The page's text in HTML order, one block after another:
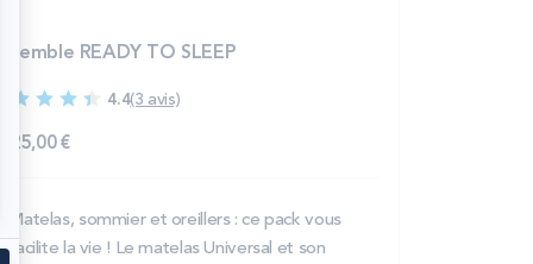
READY TO SLEEP
4.4(3 avis)
625,00 €
Matelas, sommier et oreillers : ce pack vous
facilite la vie ! Le matelas Universal et son